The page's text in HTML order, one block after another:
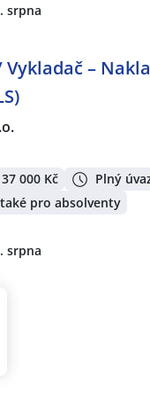
srpna
Vykladač –
000 Kč
Plný
pro absolventy
srpna